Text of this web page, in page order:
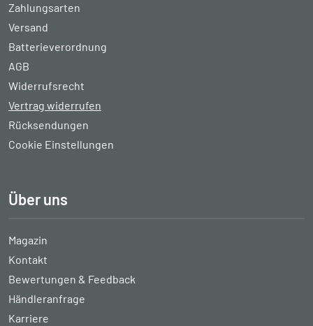
Zahlungsarten
Versand
Batterieverordnung
AGB
Widerrufsrecht
Vertrag widerrufen
Rücksendungen
Cookie Einstellungen
Über uns
Magazin
Kontakt
Bewertungen & Feedback
Händleranfrage
Karriere